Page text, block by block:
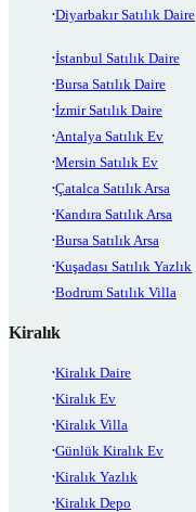
Diyarbakır Satılık Daire
İstanbul Satılık Daire
Bursa Satılık Daire
İzmir Satılık Daire
Antalya Satılık Ev
Mersin Satılık Ev
Çatalca Satılık Arsa
Kandıra Satılık Arsa
Bursa Satılık Arsa
Kuşadası Satılık Yazlık
Bodrum Satılık Villa
Kiralık
Kiralık Daire
Kiralık Ev
Kiralık Villa
Günlük Kiralık Ev
Kiralık Yazlık
Kiralık Depo